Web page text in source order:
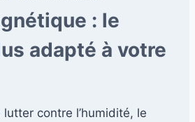
: le
adapté à votre
lutter contre l’humidité, le